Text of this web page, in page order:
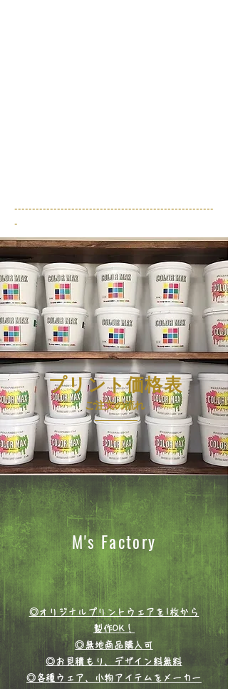
​--------------------------------------------------------
-
プリント価格表
ご注文の流れ
M's Factory
◎オリジナルプリントウェアを1枚から
製作OK！
◎無地商品購入可
◎お見積もり、デザイン料無料
◎各種ウェア、小物アイテムをメーカー